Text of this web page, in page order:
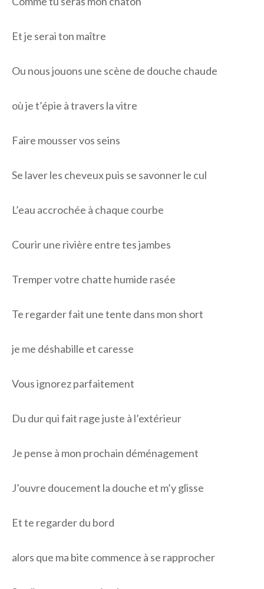
Et je serai ton maître
Ou nous jouons une scène de douche chaude
où je t’épie à travers la vitre
Faire mousser vos seins
Se laver les cheveux puis se savonner le cul
L’eau accrochée à chaque courbe
Courir une rivière entre tes jambes
Tremper votre chatte humide rasée
Te regarder fait une tente dans mon short
je me déshabille et caresse
Vous ignorez parfaitement
Du dur qui fait rage juste à l’extérieur
Je pense à mon prochain déménagement
J’ouvre doucement la douche et m’y glisse
Et te regarder du bord
alors que ma bite commence à se rapprocher